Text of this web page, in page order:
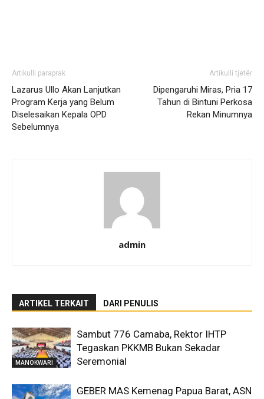
Artikulli paraprak
Lazarus Ullo Akan Lanjutkan
Program Kerja yang Belum
Diselesaikan Kepala OPD
Sebelumnya
Artikulli tjetër
Dipengaruhi Miras, Pria 17
Tahun di Bintuni Perkosa
Rekan Minumnya
admin
ARTIKEL TERKAIT DARI PENULIS
MANOKWARI
Sambut 776 Camaba, Rektor IHTP
Tegaskan PKKMB Bukan Sekadar
Seremonial
GEBER MAS Kemenag Papua Barat, ASN